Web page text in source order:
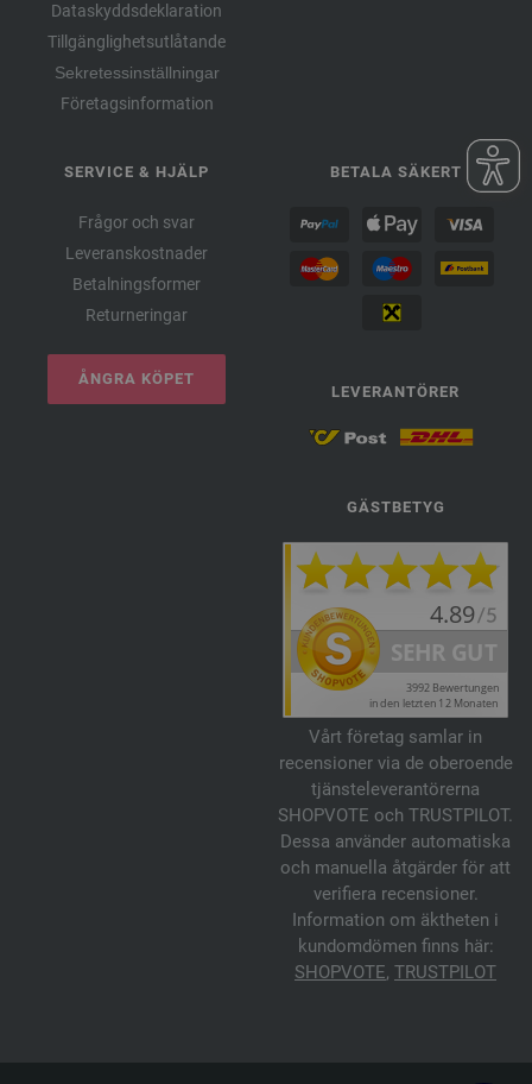
Dataskyddsdeklaration
Tillgänglighetsutlåtande
Sekretessinställningar
Företagsinformation
SERVICE & HJÄLP
Frågor och svar
Leveranskostnader
Betalningsformer
Returneringar
ÅNGRA KÖPET
BETALA SÄKERT
LEVERANTÖRER
GÄSTBETYG
Vårt företag samlar in
recensioner via de oberoende
tjänsteleverantörerna
SHOPVOTE och TRUSTPILOT.
Dessa använder automatiska
och manuella åtgärder för att
verifiera recensioner.
Information om äktheten i
kundomdömen finns här:
SHOPVOTE, TRUSTPILOT